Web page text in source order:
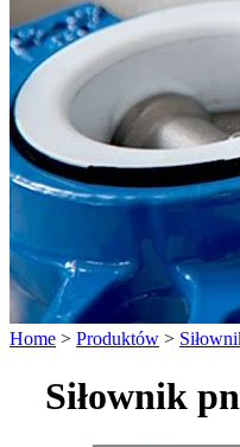
Home > Produktów >
Siłownik